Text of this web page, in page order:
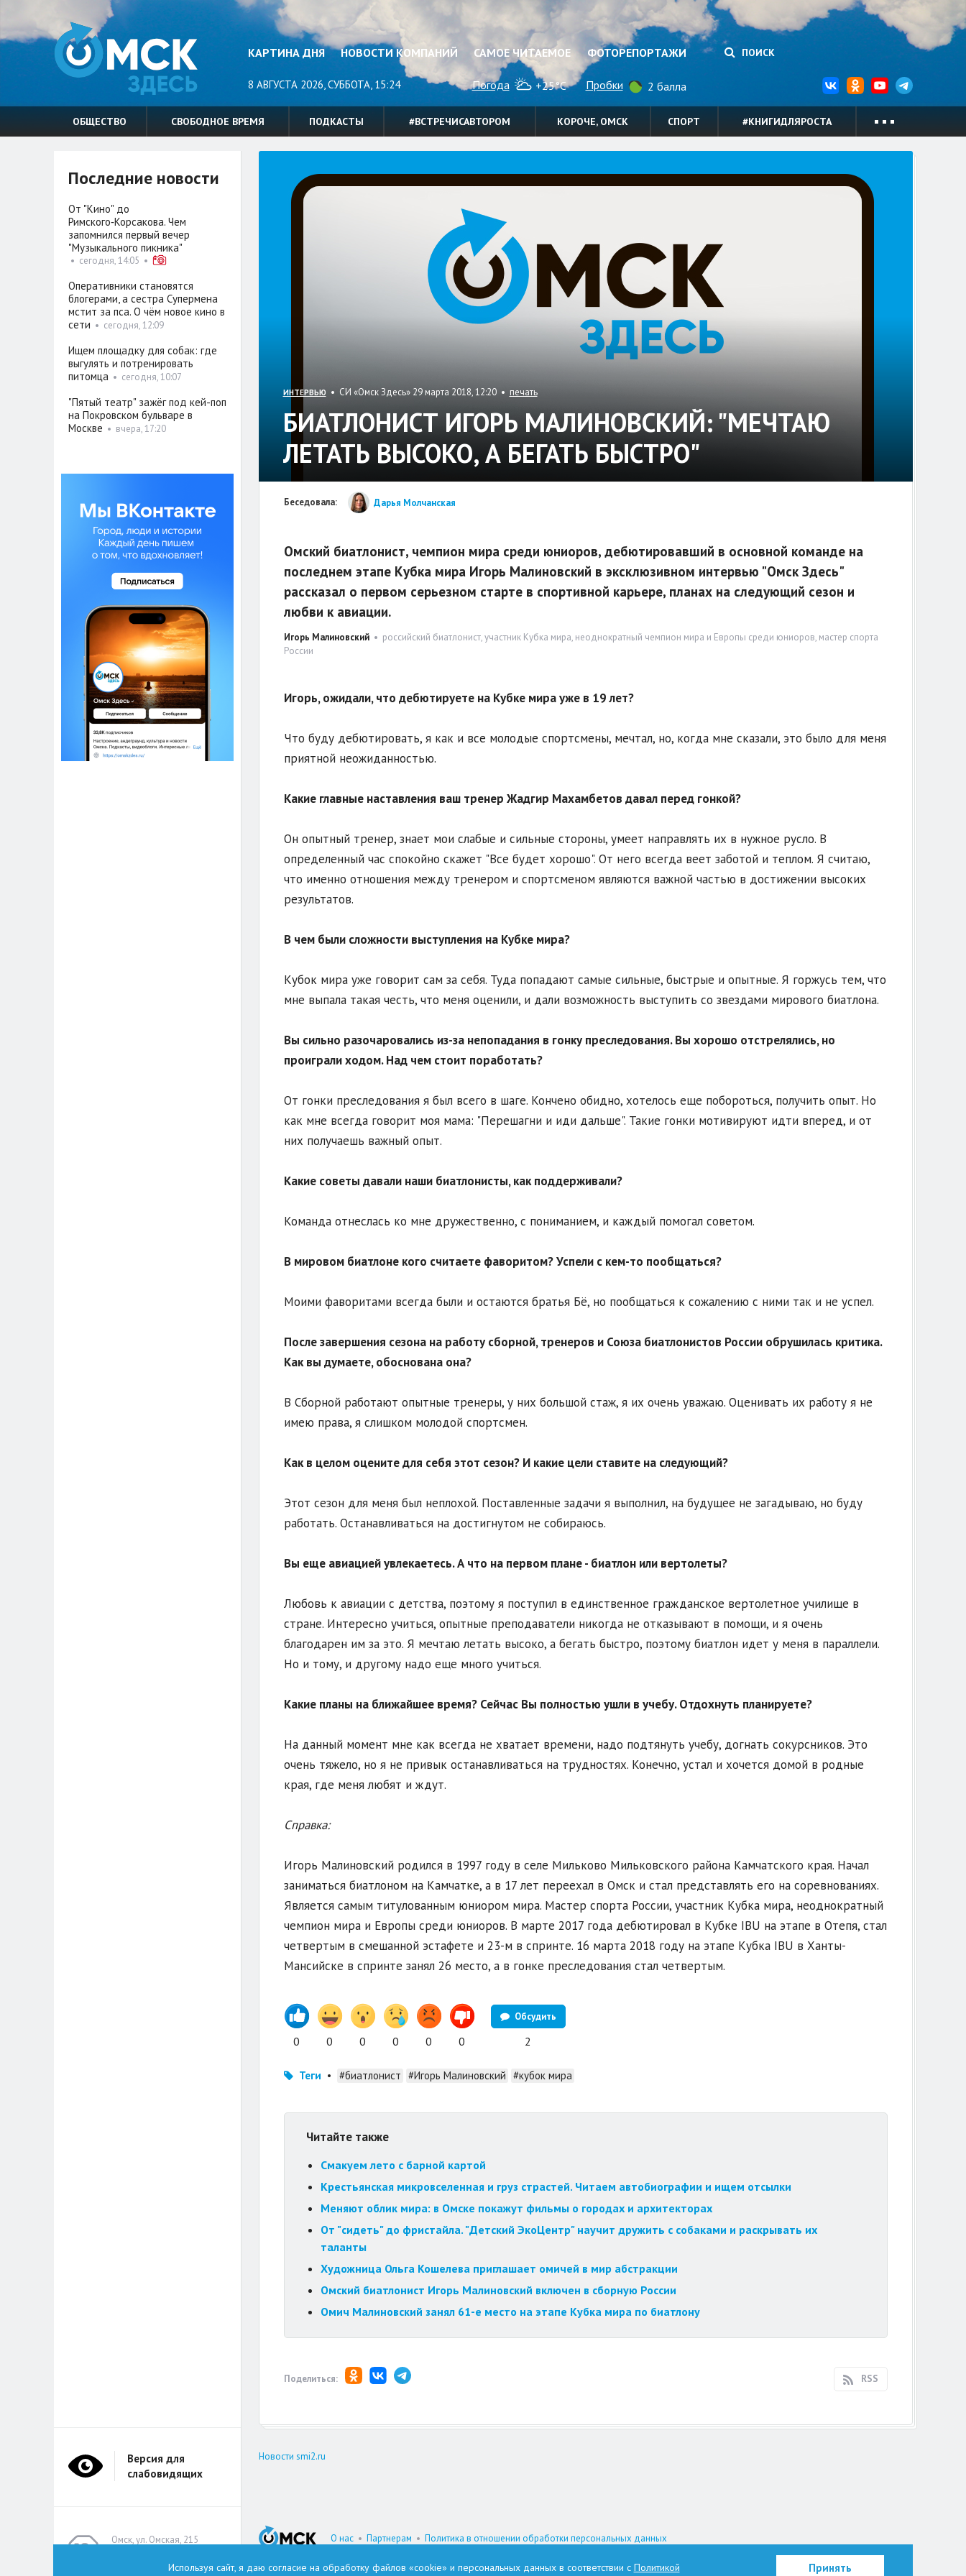
КАРТИНА ДНЯ НОВОСТИ КОМПАНИЙ САМОЕ ЧИТАЕМОЕ ФОТОРЕПОРТАЖИ ПОИСК
8 АВГУСТА 2026, СУББОТА, 15:24 Погода +25°C Пробки 2 балла
ОБЩЕСТВО СВОБОДНОЕ ВРЕМЯ ПОДКАСТЫ #ВСТРЕЧИСАВТОРОМ КОРОЧЕ, ОМСК СПОРТ #КНИГИДЛЯРОСТА
ИНТЕРВЬЮ • СИ «Омск Здесь» 29 марта 2018, 12:20 • печать
БИАТЛОНИСТ ИГОРЬ МАЛИНОВСКИЙ: "МЕЧТАЮ
ЛЕТАТЬ ВЫСОКО, А БЕГАТЬ БЫСТРО"
Беседовала: Дарья Молчанская
Омский биатлонист, чемпион мира среди юниоров, дебютировавший в основной команде на
последнем этапе Кубка мира Игорь Малиновский в эксклюзивном интервью "Омск Здесь"
рассказал о первом серьезном старте в спортивной карьере, планах на следующий сезон и
любви к авиации.
Игорь Малиновский• российский биатлонист, участник Кубка мира, неоднократный чемпион мира и Европы среди юниоров, мастер спорта
России
Игорь, ожидали, что дебютируете на Кубке мира уже в 19 лет?
Что буду дебютировать, я как и все молодые спортсмены, мечтал, но, когда мне сказали, это было для меня
приятной неожиданностью.
Какие главные наставления ваш тренер Жадгир Махамбетов давал перед гонкой?
Он опытный тренер, знает мои слабые и сильные стороны, умеет направлять их в нужное русло. В
определенный час спокойно скажет "Все будет хорошо". От него всегда веет заботой и теплом. Я считаю,
что именно отношения между тренером и спортсменом являются важной частью в достижении высоких
результатов.
В чем были сложности выступления на Кубке мира?
Кубок мира уже говорит сам за себя. Туда попадают самые сильные, быстрые и опытные. Я горжусь тем, что
мне выпала такая честь, что меня оценили, и дали возможность выступить со звездами мирового биатлона.
Вы сильно разочаровались из-за непопадания в гонку преследования. Вы хорошо отстрелялись, но
проиграли ходом. Над чем стоит поработать?
От гонки преследования я был всего в шаге. Кончено обидно, хотелось еще побороться, получить опыт. Но
как мне всегда говорит моя мама: "Перешагни и иди дальше". Такие гонки мотивируют идти вперед, и от
них получаешь важный опыт.
Какие советы давали наши биатлонисты, как поддерживали?
Команда отнеслась ко мне дружественно, с пониманием, и каждый помогал советом.
В мировом биатлоне кого считаете фаворитом? Успели с кем-то пообщаться?
Моими фаворитами всегда были и остаются братья Бё, но пообщаться к сожалению с ними так и не успел.
После завершения сезона на работу сборной, тренеров и Союза биатлонистов России обрушилась критика.
Как вы думаете, обоснована она?
В Сборной работают опытные тренеры, у них большой стаж, я их очень уважаю. Оценивать их работу я не
имею права, я слишком молодой спортсмен.
Как в целом оцените для себя этот сезон? И какие цели ставите на следующий?
Этот сезон для меня был неплохой. Поставленные задачи я выполнил, на будущее не загадываю, но буду
работать. Останавливаться на достигнутом не собираюсь.
Вы еще авиацией увлекаетесь. А что на первом плане - биатлон или вертолеты?
Любовь к авиации с детства, поэтому я поступил в единственное гражданское вертолетное училище в
стране. Интересно учиться, опытные преподаватели никогда не отказывают в помощи, и я очень
благодарен им за это. Я мечтаю летать высоко, а бегать быстро, поэтому биатлон идет у меня в параллели.
Но и тому, и другому надо еще много учиться.
Какие планы на ближайшее время? Сейчас Вы полностью ушли в учебу. Отдохнуть планируете?
На данный момент мне как всегда не хватает времени, надо подтянуть учебу, догнать сокурсников. Это
очень тяжело, но я не привык останавливаться на трудностях. Конечно, устал и хочется домой в родные
края, где меня любят и ждут.
Справка:
Игорь Малиновский родился в 1997 году в селе Мильково Мильковского района Камчатского края. Начал
заниматься биатлоном на Камчатке, а в 17 лет переехал в Омск и стал представлять его на соревнованиях.
Является самым титулованным юниором мира. Мастер спорта России, участник Кубка мира, неоднократный
чемпион мира и Европы среди юниоров. В марте 2017 года дебютировал в Кубке IBU на этапе в Отепя, стал
четвертым в смешанной эстафете и 23-м в спринте. 16 марта 2018 году на этапе Кубка IBU в Ханты-
Мансийске в спринте занял 26 место, а в гонке преследования стал четвертым.
0 0 0 0 0 0
Обсудить
2
Теги • #биатлонист #Игорь Малиновский #кубок мира
Читайте также
Смакуем лето с барной картой
Крестьянская микровселенная и груз страстей. Читаем автобиографии и ищем отсылки
Меняют облик мира: в Омске покажут фильмы о городах и архитекторах
От "сидеть" до фристайла. "Детский ЭкоЦентр" научит дружить с собаками и раскрывать их
таланты
Художница Ольга Кошелева приглашает омичей в мир абстракции
Омский биатлонист Игорь Малиновский включен в сборную России
Омич Малиновский занял 61-е место на этапе Кубка мира по биатлону
Поделиться: RSS
Новости smi2.ru
Последние новости
От "Кино" до
Римского‑Корсакова. Чем
запомнился первый вечер
"Музыкального пикника"
• сегодня, 14:05 •
Оперативники становятся
блогерами, а сестра Супермена
мстит за пса. О чём новое кино в
сети • сегодня, 12:09
Ищем площадку для собак: где
выгулять и потренировать
питомца• сегодня, 10:07
"Пятый театр" зажёг под кей-поп
на Покровском бульваре в
Москве • вчера, 17:20
О нас• Партнерам • Политика в отношении обработки персональных данных
Омск, ул. Омская, 215
omskzdes@inbox.ru
Версия для
слабовидящих
Используя сайт, я даю согласие на обработку файлов «cookie» и персональных данных в соответствии с Политикой Принять